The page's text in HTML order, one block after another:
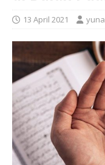
13 April 2021